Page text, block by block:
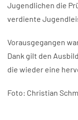
Jugendlichen die
verdiente
Vorausgegangen
Dank gilt den
die wieder eine
Foto: Christian